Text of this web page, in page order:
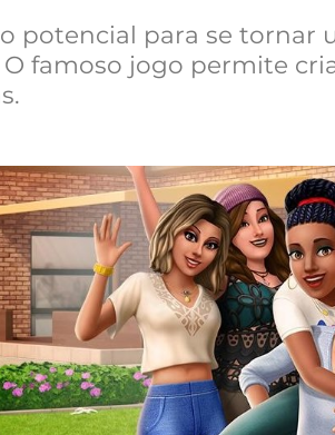
potencial para se tornar
famoso jogo permite